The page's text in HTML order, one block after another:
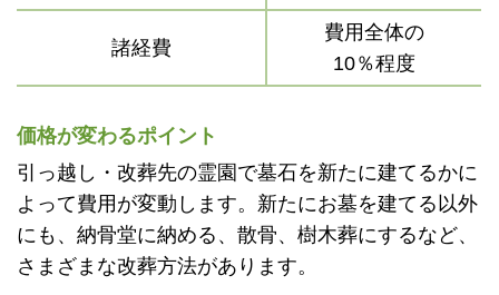
諸経費
費用全体の
10％程度
価格が変わるポイント
引っ越し・改葬先の霊園で墓石を新たに建てるかに
よって費用が変動します。新たにお墓を建てる以外
にも、納骨堂に納める、散骨、樹木葬にするなど、
さまざまな改葬方法があります。